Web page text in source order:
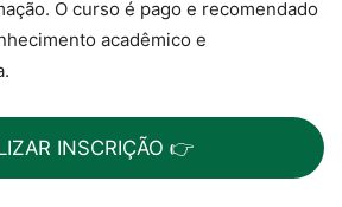
O curso é pago e recomendado
acadêmico e
INSCRIÇÃO 👉